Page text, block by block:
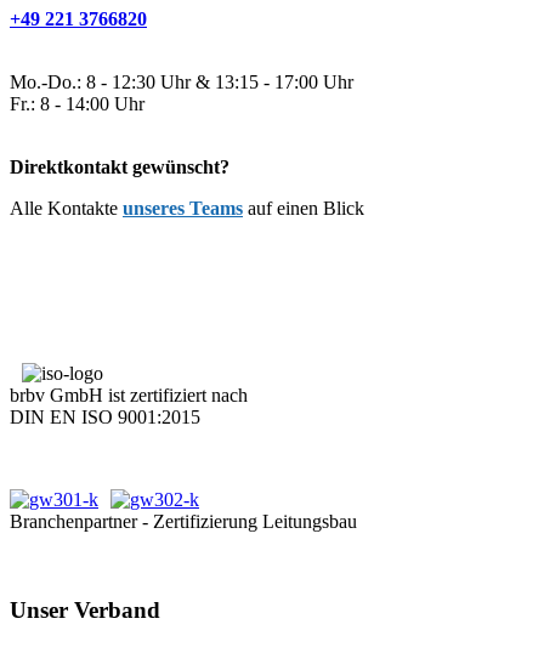
+49 221 3766820
Mo.-Do.: 8 - 12:30 Uhr & 13:15 - 17:00 Uhr
Fr.: 8 - 14:00 Uhr
Direktkontakt gewünscht?
Alle Kontakte unseres Teams auf einen Blick
brbv GmbH ist zertifiziert nach
DIN EN ISO 9001:2015
Branchenpartner - Zertifizierung Leitungsbau
Unser Verband